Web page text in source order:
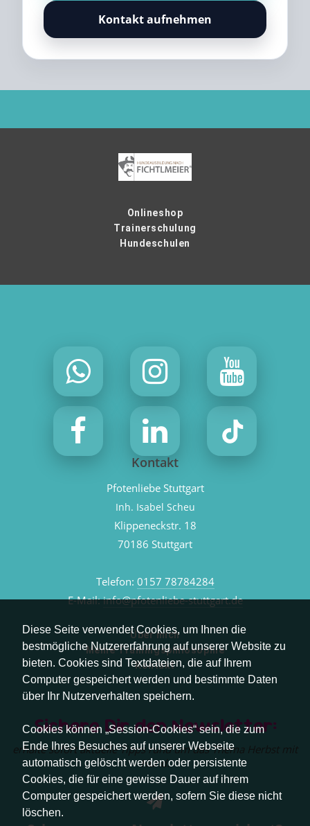
Diese Seite verwendet Cookies, um Ihnen die
bestmögliche Nutzererfahrung auf unserer Website zu
bieten. Cookies sind Textdateien, die auf Ihrem
Computer gespeichert werden und bestimmte Daten
über Ihr Nutzerverhalten speichern.
Cookies können „Session-Cookies“ sein, die zum
Ende Ihres Besuches auf unserer Webseite
automatisch gelöscht werden oder persistente
Cookies, die für eine gewisse Dauer auf ihrem
Computer gespeichert werden, sofern Sie diese nicht
löschen.
Kontakt aufnehmen
Onlineshop
Trainerschulung
Hundeschulen
Kontakt
Pfotenliebe Stuttgart
Inh. Isabel Scheu
Klippeneckstr. 18
70186 Stuttgart
Telefon: 0157 78784284
E-Mail:info@pfotenliebe-stuttgart.de
Über mich
Meine Trainingsphilosophie
Kontakt
Sichere Dir den Newsletter:
erhalte sofort aktuelle Tipps rund um das Thema Herbst mit
Hund.